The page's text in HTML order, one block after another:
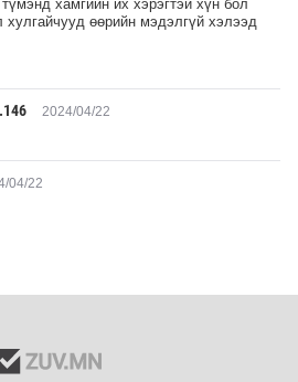
хамгийн их хэрэгтэй хүн бол
хулгайчууд өөрийн мэдэлгүй хэлээд
2024/04/22
04/22